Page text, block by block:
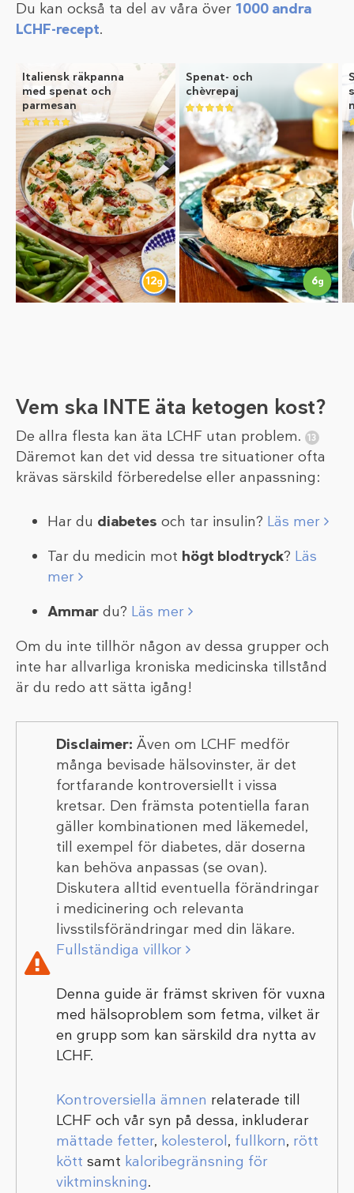
Du kan också ta del av våra över 1000 andra
LCHF-recept.
Italiensk räkpanna
med spenat och
parmesan
12g
Spenat- och
chèvrepaj
6g
Vem ska INTE äta ketogen kost?
De allra flesta kan äta LCHF utan problem.
Däremot kan det vid dessa tre situationer ofta
krävas särskild förberedelse eller anpassning:
Har du diabetes och tar insulin? Läs mer
Tar du medicin mot högt blodtryck? Läs
mer
Ammar du? Läs mer
Om du inte tillhör någon av dessa grupper och
inte har allvarliga kroniska medicinska tillstånd
är du redo att sätta igång!
Disclaimer: Även om LCHF medför
många bevisade hälsovinster, är det
fortfarande kontroversiellt i vissa
kretsar. Den främsta potentiella faran
gäller kombinationen med läkemedel,
till exempel för diabetes, där doserna
kan behöva anpassas (se ovan).
Diskutera alltid eventuella förändringar
i medicinering och relevanta
livsstilsförändringar med din läkare.
Fullständiga villkor
Denna guide är främst skriven för vuxna
med hälsoproblem som fetma, vilket är
en grupp som kan särskild dra nytta av
LCHF.
Kontroversiella ämnen relaterade till
LCHF och vår syn på dessa, inkluderar
mättade fetter, kolesterol, fullkorn, rött
kött samt kaloribegränsning för
viktminskning.